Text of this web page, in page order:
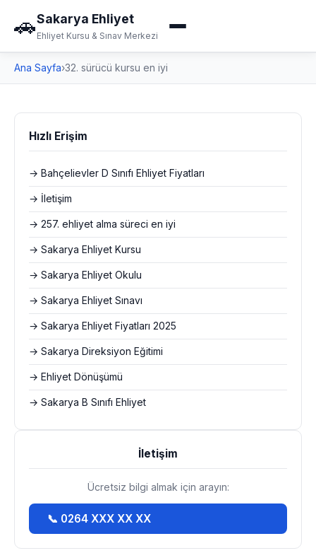
🚗Sakarya Ehliyet
Ehliyet Kursu & Sınav Merkezi
Ana Sayfa›32. sürücü kursu en iyi
Hızlı Erişim
→ Bahçelievler D Sınıfı Ehliyet Fiyatları
→ İletişim
→ 257. ehliyet alma süreci en iyi
→ Sakarya Ehliyet Kursu
→ Sakarya Ehliyet Okulu
→ Sakarya Ehliyet Sınavı
→ Sakarya Ehliyet Fiyatları 2025
→ Sakarya Direksiyon Eğitimi
→ Ehliyet Dönüşümü
→ Sakarya B Sınıfı Ehliyet
İletişim
Ücretsiz bilgi almak için arayın:
📞 0264 XXX XX XX